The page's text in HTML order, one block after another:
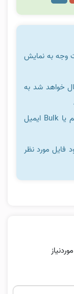
وجه به نمایش
خواهد شد به
ممکن است ایمیل ارسالی به پوشه اسپم یا Bulk ایمیل
فایل مورد نظر